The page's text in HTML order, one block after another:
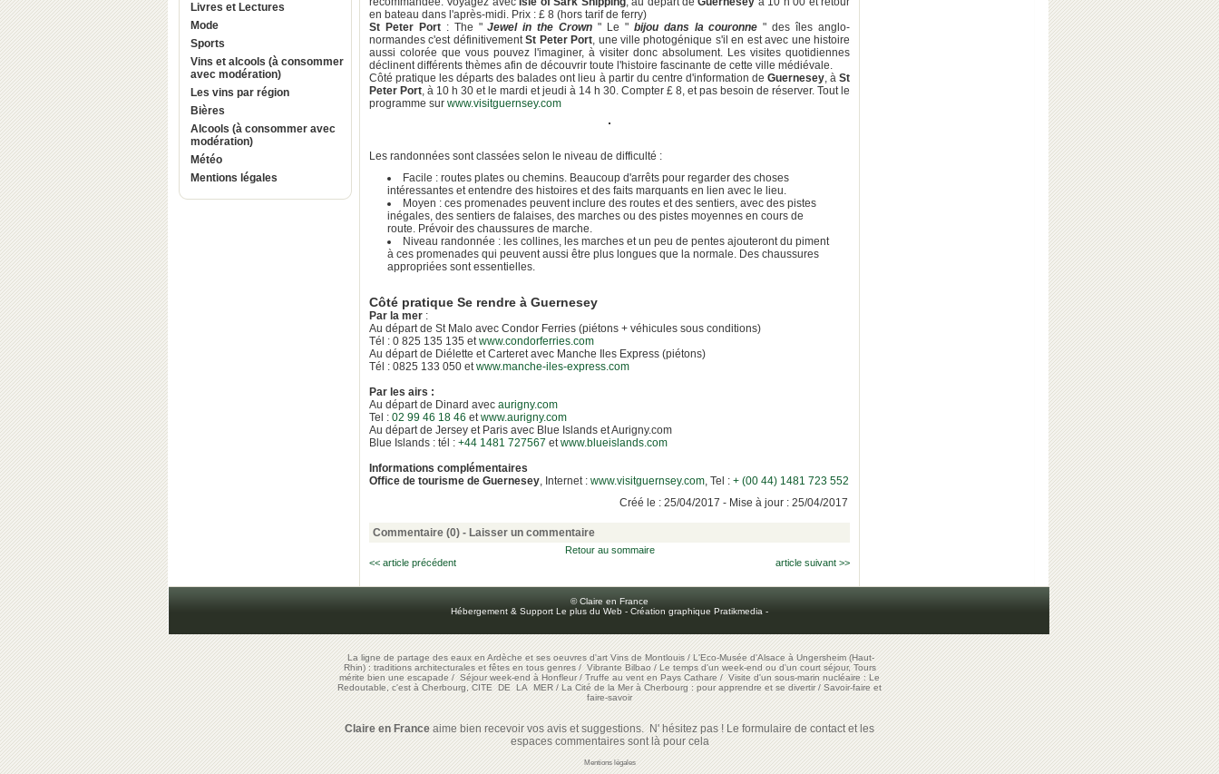
Livres et Lectures
Mode
Sports
Vins et alcools (à consommer
avec modération)
Les vins par région
Bières
Alcools (à consommer avec
modération)
Météo
Mentions légales
en bateau dans l'après-midi. Prix : £ 8 (hors tarif de ferry)
St Peter Port: The "Jewel in the Crown " Le " bijou dans la couronne " des îles anglo-
normandes c'est définitivementSt Peter Port, une ville photogénique s'il en est avec une histoire
aussi colorée que vous pouvez l'imaginer, à visiter donc absolument. Les visites quotidiennes
déclinent différents thèmes afin de découvrir toute l'histoire fascinante de cette ville médiévale.
Côté pratique les départs des balades ont lieu à partir du centre d'information de Guernesey, à St
Peter Port, à 10 h 30 et le mardi et jeudi à 14 h 30. Compter £ 8, et pas besoin de réserver. Tout le
programme sur www.visitguernsey.com
Les randonnées sont classées selon le niveau de difficulté :
Facile : routes plates ou chemins. Beaucoup d'arrêts pour regarder des choses
intéressantes et entendre des histoires et des faits marquants en lien avec le lieu.
Moyen : ces promenades peuvent inclure des routes et des sentiers, avec des pistes
inégales, des sentiers de falaises, des marches ou des pistes moyennes en cours de
route. Prévoir des chaussures de marche.
Niveau randonnée : les collines, les marches et un peu de pentes ajouteront du piment
à ces promenades qui peuvent aussi être plus longues que la normale. Des chaussures
appropriées sont essentielles.
Côté pratique Se rendre à Guernesey
Par la mer :
Au départ de St Malo avec Condor Ferries (piétons + véhicules sous conditions)
Tél : 0 825 135 135 etwww.condorferries.com
Au départ de Diélette et Carteret avec Manche Iles Express (piétons)
Tél : 0825 133 050 etwww.manche-iles-express.com
Par les airs :
Au départ de Dinard avec aurigny.com
Tel : 02 99 46 18 46 etwww.aurigny.com
Au départ de Jersey et Paris avec Blue Islands et Aurigny.com
Blue Islands : tél : +44 1481 727567 etwww.blueislands.com
Informations complémentaires
Office de tourisme de Guernesey, Internet : www.visitguernsey.com, Tel : + (00 44) 1481 723 552
Créé le : 25/04/2017 - Mise à jour : 25/04/2017
Commentaire (0) - Laisser un commentaire
Retour au sommaire
article suivant >>
<< article précédent
© Claire en France
Hébergement & Support Le plus du Web - Création graphique Pratikmedia -
La ligne de partage des eaux en Ardèche et ses oeuvres d'art Vins de Montlouis/L'Eco-Musée d'Alsace à Ungersheim (Haut-
Rhin) : traditions architecturales et fêtes en tous genres/Vibrante Bilbao/Le temps d'un week-end ou d'un court séjour, Tours
mérite bien une escapade/Séjour week-end à Honfleur/Truffe au vent en Pays Cathare/Visite d'un sous-marin nucléaire : Le
Redoutable, c'est à Cherbourg, CITE DE LA MER/La Cité de la Mer à Cherbourg : pour apprendre et se divertir/Savoir-faire et
faire-savoir
Claire en Franceaime bien recevoir vos avis et suggestions. N' hésitez pas ! Le formulaire de contact et les
espaces commentaires sont là pour cela
Mentions légales